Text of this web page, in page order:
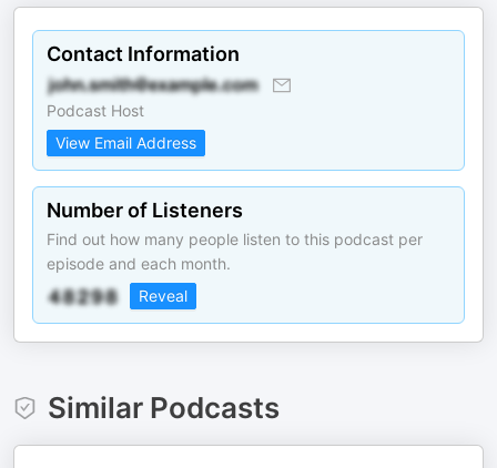
Contact Information
Podcast Host
View Email Address
Number of Listeners
Find out how many people listen to this podcast per
episode and each month.
Reveal
Similar Podcasts